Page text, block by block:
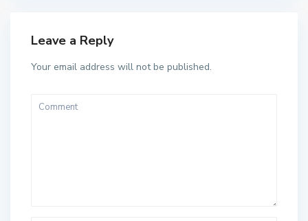
Leave a Reply
Your email address will not be published.